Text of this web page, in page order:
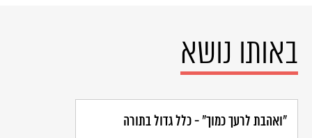
שנוספו לחוק שנה אחר כך, ובכלל זה שינוי שם החוק ל"חוק איסור לשון
הרע". החוק מגדיר את המושג ואת האחריות על ביצוע העבירה ומציג
גם הקלות והֲגָנוֹת מפני החוק.
באותו נושא
"ואהבת לרעך כמוך" - כלל גדול בתורה